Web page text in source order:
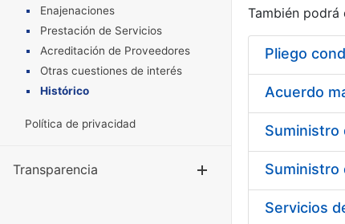
Enajenaciones
Prestación de Servicios
Acreditación de Proveedores
Otras cuestiones de interés
Histórico
Política de privacidad
Transparencia Mostrar/
También
Pliego
Acuerdo